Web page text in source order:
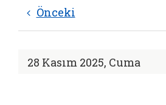
Önceki
28 Kasım 2025, Cuma